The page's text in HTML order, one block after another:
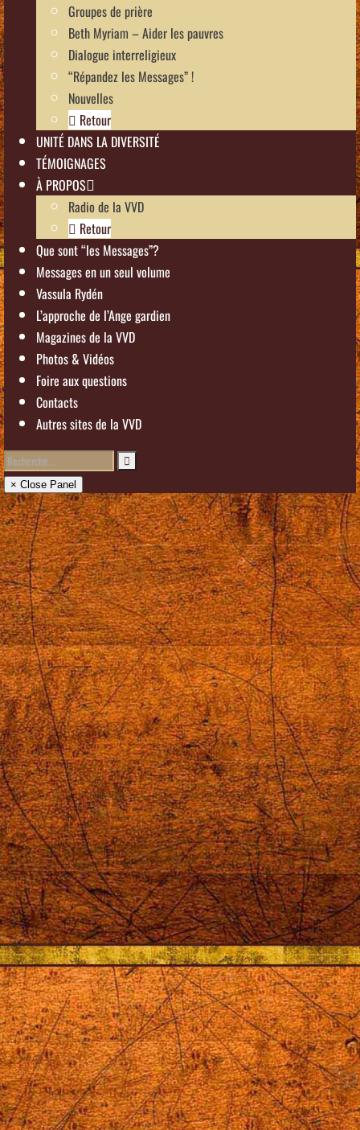
Groupes de prière
Beth Myriam – Aider les pauvres
Dialogue interreligieux
“Répandez les Messages” !
Nouvelles
Retour
UNITÉ DANS LA DIVERSITÉ
TÉMOIGNAGES
À PROPOS
Radio de la VVD
Retour
Que sont “les Messages”?
Messages en un seul volume
Vassula Rydén
L’approche de l’Ange gardien
Magazines de la VVD
Photos & Vidéos
Foire aux questions
Contacts
Autres sites de la VVD
× Close Panel